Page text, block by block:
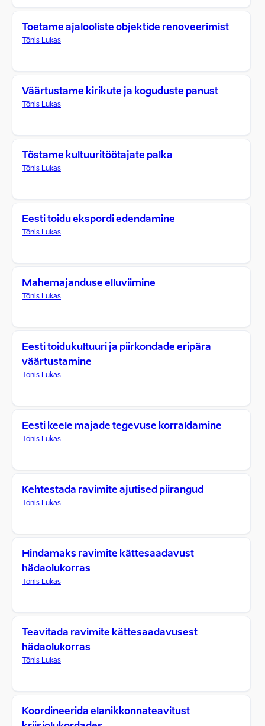
Toetame ajalooliste objektide renoveerimist
Tõnis Lukas
Väärtustame kirikute ja koguduste panust
Tõnis Lukas
Tõstame kultuuritöötajate palka
Tõnis Lukas
Eesti toidu ekspordi edendamine
Tõnis Lukas
Mahemajanduse elluviimine
Tõnis Lukas
Eesti toidukultuuri ja piirkondade eripära
väärtustamine
Tõnis Lukas
Eesti keele majade tegevuse korraldamine
Tõnis Lukas
Kehtestada ravimite ajutised piirangud
Tõnis Lukas
Hindamaks ravimite kättesaadavust
hädaolukorras
Tõnis Lukas
Teavitada ravimite kättesaadavusest
hädaolukorras
Tõnis Lukas
Koordineerida elanikkonnateavitust